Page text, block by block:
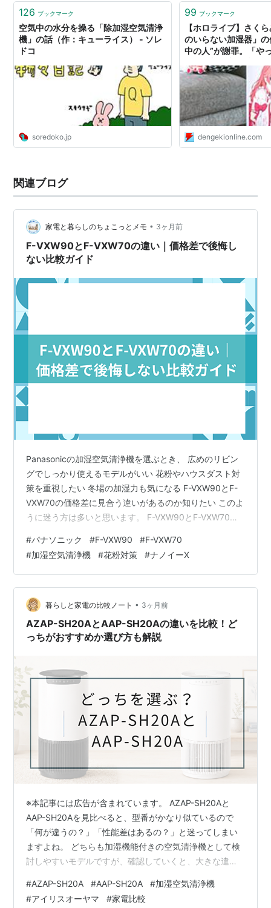
な人に向いている…
126 ブックマーク
空気中の水分を操る「除加湿空気清浄
機」の話（作：キューライス） - ソレ
ドコ
soredoko.jp
99 ブックマーク
【ホロライブ】さく
のいらない加湿器」
中の人”が謝罪。「や
dengekionline.com
関連ブログ
家電と暮らしのちょこっとメモ • 3ヶ月前
F-VXW90とF-VXW70の違い｜価格差で後悔し
ない比較ガイド
Panasonicの加湿空気清浄機を選ぶとき、 広めのリビン
グでしっかり使えるモデルがいい 花粉やハウスダスト対
策を重視したい 冬場の加湿力も気になる F-VXW90とF-
VXW70の価格差に見合う違いがあるのか知りたい このよ
うに迷う方は多いと思います。 F-VXW90とF-VXW70
です。 ただし、選び方はシンプルです。 20畳前後の部屋
や、広めのリビングで余裕を持って使いたいならF-
VXW90 10〜15畳前後のリビングで、価格と性能のバラ
ンスを重視するならF-VXW70がおすすめです。 結論｜F-
VXW90とF-VXW70どっちがおすす…
#パナソニック #F-VXW90 #F-VXW70
#加湿空気清浄機 #花粉対策 #ナノイーX
暮らしと家電の比較ノート • 3ヶ月前
AZAP-SH20AとAAP-SH20Aの違いを比較！ど
っちがおすすめか選び方も解説
※本記事には広告が含まれています。 AZAP-SH20Aと
AAP-SH20Aを見比べると、型番がかなり似ているので
「何が違うの？」「性能差はあるの？」と迷ってしまい
ますよね。 どちらも加湿機能付きの空気清浄機として検
討しやすいモデルですが、確認していくと、大きな違い
の確認しやすさにあります。 AZAP-SH20Aは、ホワイト
×ブラック系の見た目やAmazonでの購入しやすさを重視
#AZAP-SH20A #AAP-SH20A #加湿空気清浄機
#アイリスオーヤマ #家電比較